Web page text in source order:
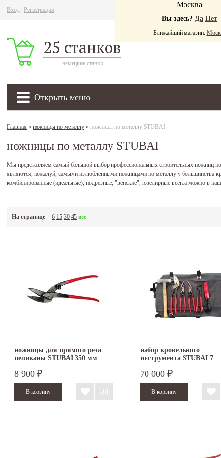
Вход Регистрация
25 станков
немецкие станки
Открыть меню
Москва
Вы здесь? Да Нет
Ближайший магазин:
Главная » ножницы по металлу » ножницы по металлу STUBAI
ножницы по металлу STUBAI
Мы представляем самый большой выбор профессиональных строительных ножниц
являются, пожалуй, самыми излюбленными ножницами по металлу у большинства
комбинированные (идеальные), подрезные, "венские", ювелирные всегда можно в
На странице 6 15 30 45 все
ножницы для прямого реза
пеликаны STUBAI 350 мм
8 900 ₽
набор кровельного
инструмента STUBAI 7
70 000 ₽